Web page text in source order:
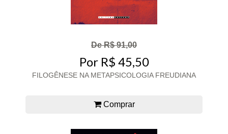
De R$ 91,00
Por R$ 45,50
FILOGÊNESE NA METAPSICOLOGIA FREUDIANA
Comprar